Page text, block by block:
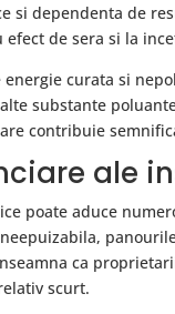
si dependenta de
efect de sera si la
energie curata si
substante
contribuie
ale
poate aduce
ca
scurt.